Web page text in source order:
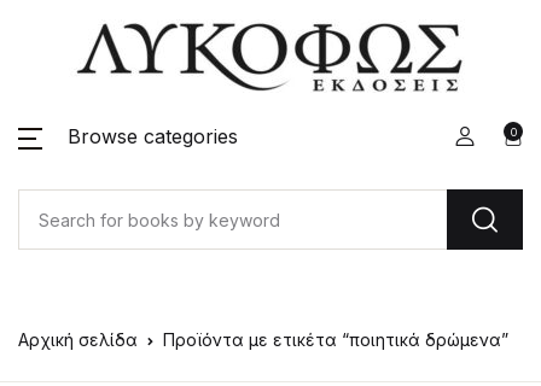
Browse categories 0
Αρχική σελίδα Προϊόντα με ετικέτα “ποιητικά δρώμενα”